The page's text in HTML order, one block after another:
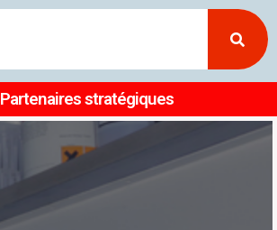
Partenaires stratégiques